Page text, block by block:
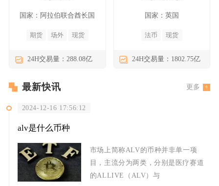
国家：阿拉伯联合酋长国
期货 场外 现货
24H交易量：288.08亿
国家：英国
法币 现货
24H交易量：1802.75亿
最新快讯 更多
2024-12-16 17:56:12
alv是什么币种
市场上简称ALV的币种并非单一项
目，主流分为两类，分别是医疗赛道
的ALLIVE（ALV）与